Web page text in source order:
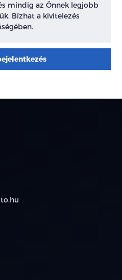
mindig az Önnek legjobb
Bízhat a kivitelezés